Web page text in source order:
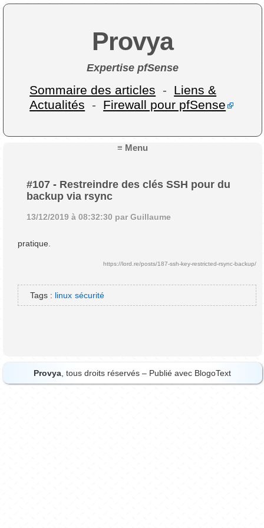
Provya
Expertise pfSense
Sommaire des articles - Liens &
Actualités - Firewall pour pfSense
≡ Menu
#107 - Restreindre des clés SSH pour du
backup via rsync
13/12/2019 à 08:32:30 par Guillaume
pratique.
https://lord.re/posts/187-ssh-key-restricted-rsync-backup/
Tags : linux sécurité
Provya, tous droits réservés – Publié avec BlogoText